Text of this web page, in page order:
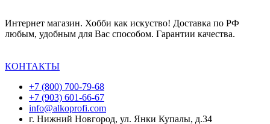
Интернет магазин. Хобби как искуство! Доставка по РФ
любым, удобным для Вас способом. Гарантии качества.
КОНТАКТЫ
+7 (800) 700-79-68
+7 (903) 601-66-67
info@alkoprofi.com
г. Нижний Новгород, ул. Янки Купалы, д.34